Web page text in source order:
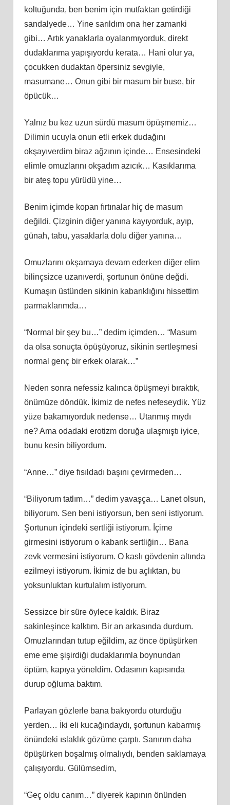
koltuğunda, ben benim için mutfaktan getirdiği
sandalyede… Yine sarıldım ona her zamanki
gibi… Artık yanaklarla oyalanmıyorduk, direkt
dudaklarıma yapışıyordu kerata… Hani olur ya,
çocukken dudaktan öpersiniz sevgiyle,
masumane… Onun gibi bir masum bir buse, bir
öpücük…
Yalnız bu kez uzun sürdü masum öpüşmemiz…
Dilimin ucuyla onun etli erkek dudağını
okşayıverdim biraz ağzının içinde… Ensesindeki
elimle omuzlarını okşadım azıcık… Kasıklarıma
bir ateş topu yürüdü yine…
Benim içimde kopan fırtınalar hiç de masum
değildi. Çizginin diğer yanına kayıyorduk, ayıp,
günah, tabu, yasaklarla dolu diğer yanına…
Omuzlarını okşamaya devam ederken diğer elim
bilinçsizce uzanıverdi, şortunun önüne değdi.
Kumaşın üstünden sikinin kabarıklığını hissettim
parmaklarımda…
“Normal bir şey bu…” dedim içimden… “Masum
da olsa sonuçta öpüşüyoruz, sikinin sertleşmesi
normal genç bir erkek olarak…”
Neden sonra nefessiz kalınca öpüşmeyi bıraktık,
önümüze döndük. İkimiz de nefes nefeseydik. Yüz
yüze bakamıyorduk nedense… Utanmış mıydı
ne? Ama odadaki erotizm doruğa ulaşmıştı iyice,
bunu kesin biliyordum.
“Anne…” diye fısıldadı başını çevirmeden…
“Biliyorum tatlım…” dedim yavaşça… Lanet olsun,
biliyorum. Sen beni istiyorsun, ben seni istiyorum.
Şortunun içindeki sertliği istiyorum. İçime
girmesini istiyorum o kabarık sertliğin… Bana
zevk vermesini istiyorum. O kaslı gövdenin altında
ezilmeyi istiyorum. İkimiz de bu açlıktan, bu
yoksunluktan kurtulalım istiyorum.
Sessizce bir süre öylece kaldık. Biraz
sakinleşince kalktım. Bir an arkasında durdum.
Omuzlarından tutup eğildim, az önce öpüşürken
eme eme şişirdiği dudaklarımla boynundan
öptüm, kapıya yöneldim. Odasının kapısında
durup oğluma baktım.
Parlayan gözlerle bana bakıyordu oturduğu
yerden… İki eli kucağındaydı, şortunun kabarmış
önündeki ıslaklık gözüme çarptı. Sanırım daha
öpüşürken boşalmış olmalıydı, benden saklamaya
çalışıyordu. Gülümsedim,
“Geç oldu canım…” diyerek kapının önünden